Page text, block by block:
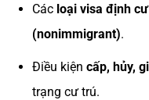
Các loại visa định
(nonimmigrant).
Điều kiện cấp, hủy,
trạng cư trú.